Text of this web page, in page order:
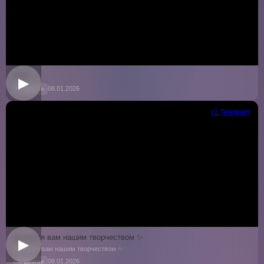
▶
📁 Другое 08.01.2026
▶
📨 Telegram
Делимся вам нашим творчеством ✨
Делимся вам нашим творчеством ✨
📁 Другое 08.01.2026